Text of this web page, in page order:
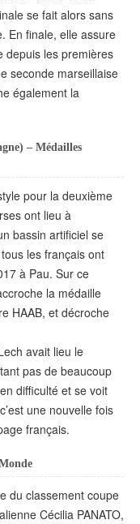
se fait alors sans
En finale, elle assure
depuis les premières
seconde marseillaise
également la
– Médailles
pour la deuxième
ont lieu à
bassin artificiel se
les français ont
à Pau. Sur ce
la médaille
HAAB, et décroche
avait lieu le
pas de beaucoup
difficulté et se voit
une nouvelle fois
français.
du classement coupe
Cécilia PANATO,